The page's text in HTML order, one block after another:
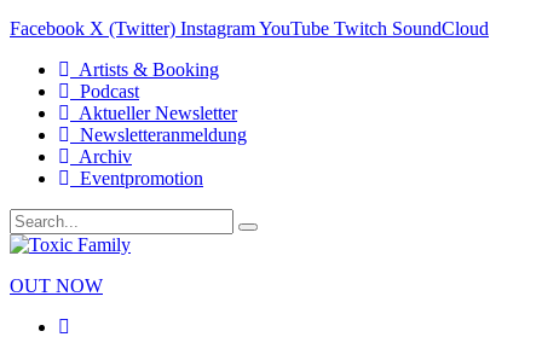
Facebook X (Twitter) InstagramYouTube Twitch SoundCloud
Artists & Booking
Podcast
Aktueller Newsletter
Newsletteranmeldung
Archiv
Eventpromotion
OUT NOW